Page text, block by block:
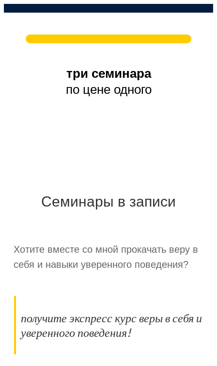
три семинара
по цене одного
Семинары в записи
Хотите вместе со мной прокачать веру в
себя и навыки уверенного поведения?
получите экспресс курс веры в себя и
уверенного поведения!